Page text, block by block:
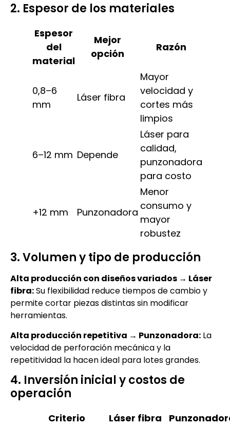
2. Espesor de los materiales
Espesor
del
material
Mejor
opción
Razón
0,8–6
mm
Láser fibra
Mayor
velocidad y
cortes más
limpios
6–12 mm Depende
Láser para
calidad,
punzonadora
para costo
+12 mm Punzonadora
Menor
consumo y
mayor
robustez
3. Volumen y tipo de producción
Alta producción con diseños variados → Láser
fibra:Su flexibilidad reduce tiempos de cambio y
permite cortar piezas distintas sin modificar
herramientas.
Alta producción repetitiva → Punzonadora: La
velocidad de perforación mecánica y la
repetitividad la hacen ideal para lotes grandes.
4. Inversión inicial y costos de
operación
Criterio Láser fibra